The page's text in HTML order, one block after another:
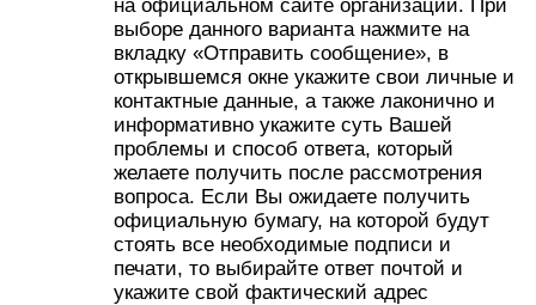
на официальном сайте организации. При
выборе данного варианта нажмите на
вкладку «Отправить сообщение», в
открывшемся окне укажите свои личные и
контактные данные, а также лаконично и
информативно укажите суть Вашей
проблемы и способ ответа, который
желаете получить после рассмотрения
вопроса. Если Вы ожидаете получить
официальную бумагу, на которой будут
стоять все необходимые подписи и
печати, то выбирайте ответ почтой и
укажите свой фактический адрес